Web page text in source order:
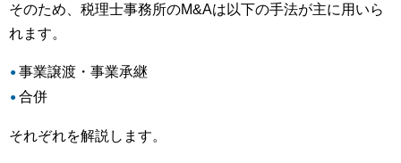
そのため、税理士事務所のM&Aは以下の手法が主に用いら
れます。
事業譲渡・事業承継
合併
それぞれを解説します。